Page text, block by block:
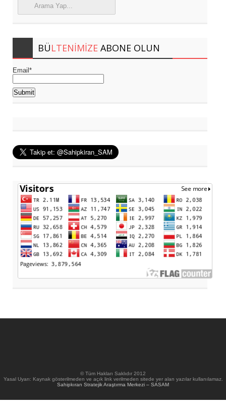
BÜLTENIMIZE ABONE OLUN
Email*
© Tüm Hakları Saklıdır 2012
Yasal Uyarı: Kaynak gösterilmeden ve açık link verilmeden sitede yer alan yazılar kullanılamaz.
Sahipkıran Stratejik Araştırma Merkezi – SASAM